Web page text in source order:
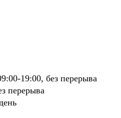
19:00, без перерыва
перерыва